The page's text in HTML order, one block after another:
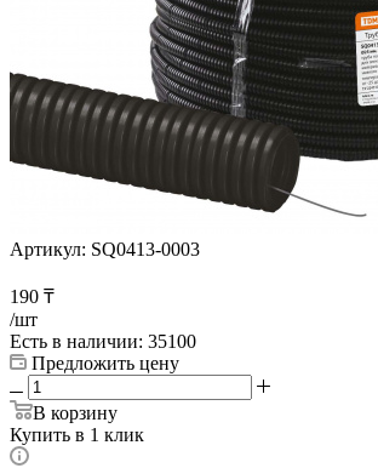
Артикул: SQ0413-0003
190 ₸
/шт
Есть в наличии: 35100
Предложить цену
В корзину
Купить в 1 клик